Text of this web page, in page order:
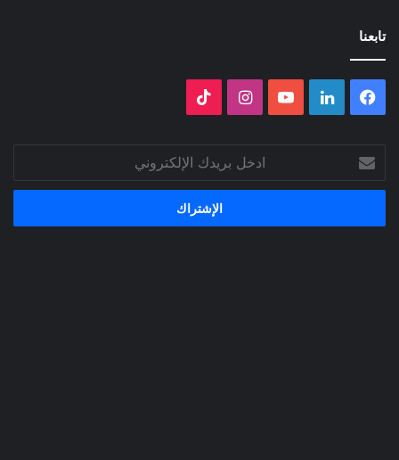
تابعنا
فيسبوك لينكدإن ‫YouTubeانستقرام
ادخل
بريدك
الإلكتروني